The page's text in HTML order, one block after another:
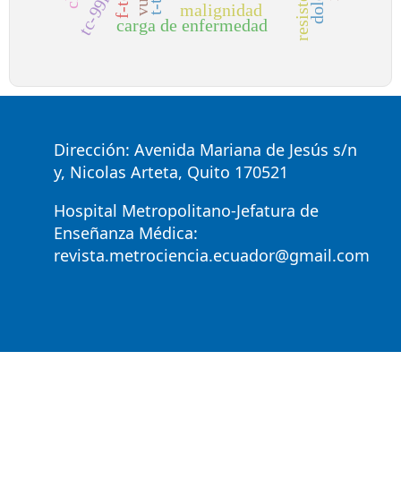
carga de enfermedad
malignidad
Dirección: Avenida Mariana de Jesús s/n
y, Nicolas Arteta, Quito 170521
Hospital Metropolitano-Jefatura de
Enseñanza Médica:
revista.metrociencia.ecuador@gmail.com